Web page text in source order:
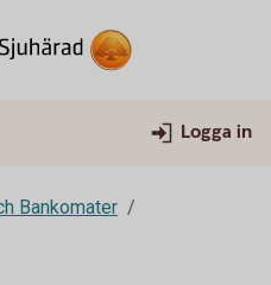
Logga in
Bankomater